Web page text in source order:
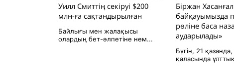
Уилл Смиттің секіруі $200
млн-ға сақтандырылған
Байлығы мен жалақысы
олардың бет-әлпетіне нем...
Біржан
байқауымызда
рөліне баса
аударылады»
Бүгін, 21
қаласында